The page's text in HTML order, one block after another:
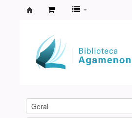
Agamenon
Magalhães